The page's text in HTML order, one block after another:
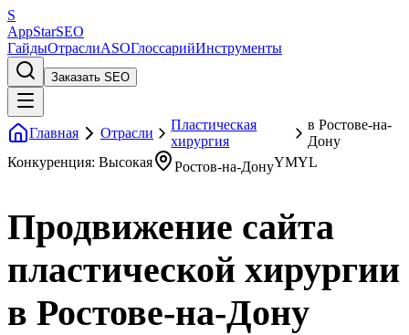
S
AppStarSEO
ГайдыОтраслиASOГлоссарийИнструменты
Заказать SEO
Главная Отрасли
Пластическая
хирургия
в Ростове-на-
Дону
Конкуренция: Высокая
Ростов-на-ДонуYMYL
Продвижение сайта
пластической хирургии
в Ростове-на-Дону